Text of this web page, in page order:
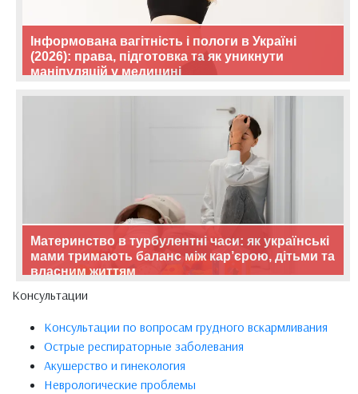
Інформована вагітність і пологи в Україні
(2026): права, підготовка та як уникнути
маніпуляцій у медицині
Материнство в турбулентні часи: як українські
мами тримають баланс між кар’єрою, дітьми та
власним життям
Консультации
Консультации по вопросам грудного вскармливания
Острые респираторные заболевания
Акушерство и гинекология
Неврологические проблемы